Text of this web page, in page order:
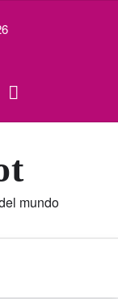
mundo